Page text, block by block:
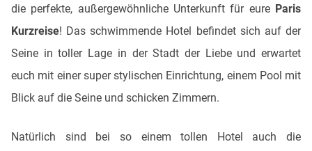
die perfekte, außergewöhnliche Unterkunft für eure Paris
Kurzreise! Das schwimmende Hotel befindet sich auf der
Seine in toller Lage in der Stadt der Liebe und erwartet
euch mit einer super stylischen Einrichtung, einem Pool mit
Blick auf die Seine und schicken Zimmern.
Natürlich sind bei so einem tollen Hotel auch die